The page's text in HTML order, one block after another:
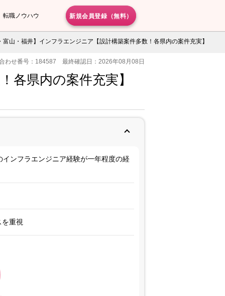
転職ノウハウ 新規会員登録（無料）
富山・福井】インフラエンジニア【設計構築案件多数！各県内の案件充実】
わせ番号：184587 最終確認日：2026年08月08日
各県内の案件充実】
ンフラエンジニア経験が一年程度の経
重視